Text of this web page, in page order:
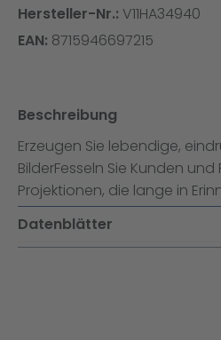
Hersteller-Nr.: V11HA34940
EAN: 8715946697215
Beschreibung
Erzeugen Sie lebendige,
BilderFesseln Sie Kunden
Projektionen, die lange in
Datenblätter